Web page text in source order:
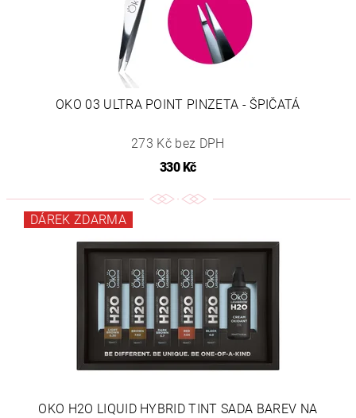
OKO 03 ULTRA POINT PINZETA - ŠPIČATÁ
273 Kč bez DPH
330 Kč
DÁREK ZDARMA
OKO H2O LIQUID HYBRID TINT SADA BAREV NA